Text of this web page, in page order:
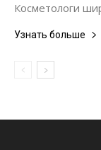
Косметологи
Узнать больше